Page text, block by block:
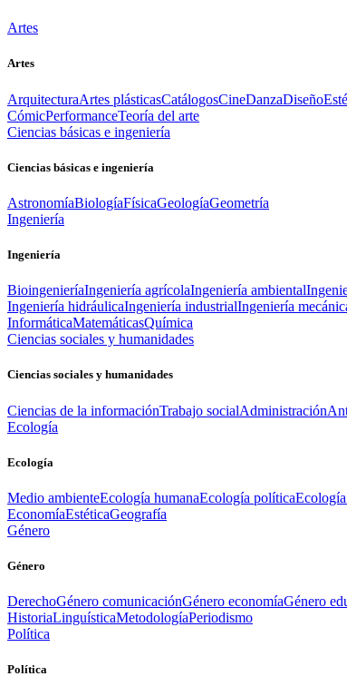
Artes
Artes
ArquitecturaArtes plásticasCatálogosCineDanzaDiseño
CómicPerformanceTeoría del arte
Ciencias básicas e ingeniería
Ciencias básicas e ingeniería
AstronomíaBiologíaFísicaGeologíaGeometría
Ingeniería
Ingeniería
BioingenieríaIngeniería agrícolaIngeniería ambiental
Ingeniería hidráulicaIngeniería industrialIngeniería
InformáticaMatemáticasQuímica
Ciencias sociales y humanidades
Ciencias sociales y humanidades
Ciencias de la informaciónTrabajo socialAdministración
Ecología
Ecología
Medio ambienteEcología humanaEcología política
EconomíaEstéticaGeografía
Género
Género
DerechoGénero comunicaciónGénero economíaGénero
HistoriaLinguísticaMetodologíaPeriodismo
Política
Política